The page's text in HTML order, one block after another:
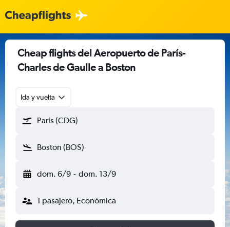
Cheap flights del Aeropuerto de París-
Charles de Gaulle a Boston
Ida y vuelta
París (CDG)
Boston (BOS)
dom. 6/9 - dom. 13/9
1 pasajero, Económica